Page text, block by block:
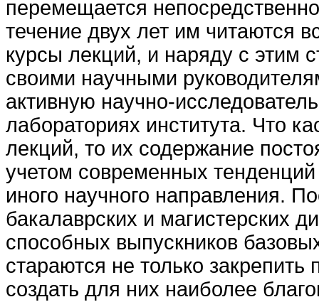
перемещается
течение двух лет им читаются
курсы лекций, и наряду с этим
своими научными
активную научно-
лабораториях института. Что
лекций, то их содержание
учетом современных тенденций
иного научного направления.
бакалаврских и магистерских
способных выпускников
стараются не только
создать для них наиболее